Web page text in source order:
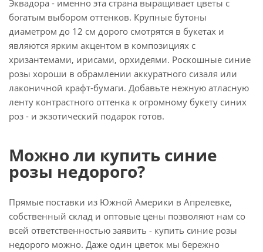
Эквадора - именно эта страна выращивает цветы с
богатым выбором оттенков. Крупные бутоны
диаметром до 12 см дорого смотрятся в букетах и
являются ярким акцентом в композициях с
хризантемами, ирисами, орхидеями. Роскошные синие
розы хороши в обрамлении аккуратного сизаля или
лаконичной крафт-бумаги. Добавьте нежную атласную
ленту контрастного оттенка к огромному букету синих
роз - и экзотический подарок готов.
Можно ли купить синие
розы недорого?
Прямые поставки из Южной Америки в Апрелевке,
собственный склад и оптовые цены позволяют нам со
всей ответственностью заявить - купить синие розы
недорого можно. Даже один цветок мы бережно